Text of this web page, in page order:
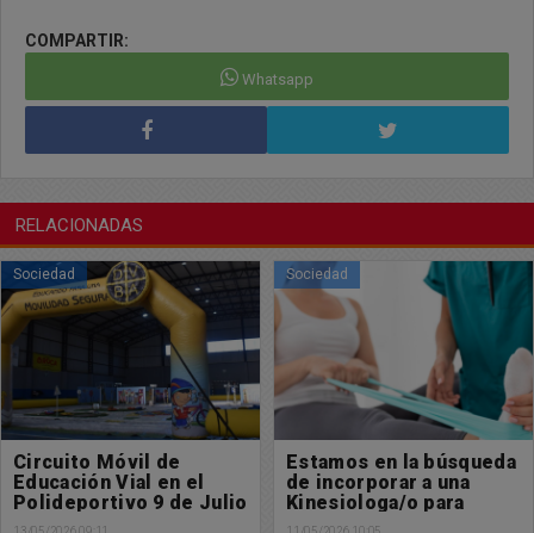
COMPARTIR:
Whatsapp
RELACIONADAS
Sociedad
Estamos en la búsqueda
de incorporar a una
Kinesiologa/o para
importante
Sociedad
Primera cirugía con
implante coclear de
última generación
realizada en el Garrahan